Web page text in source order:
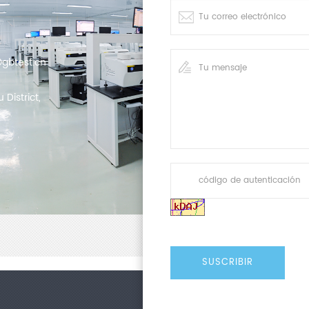
embalaje. En la discusión
fortaleza del cuerpo
para fortalecer la
de cultivar talentos
District,